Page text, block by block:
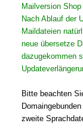
Mailversion
Nach Ablauf der
Maildateien
neue übersetze
dazugekommen
Bitte beachten
zweite